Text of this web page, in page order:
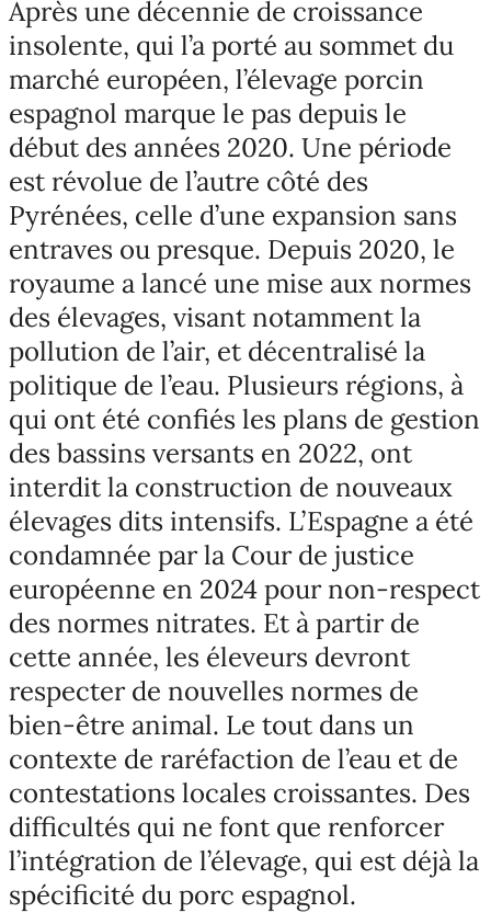
Après une décennie de croissance
insolente, qui l’a porté au sommet du
marché européen, l’élevage porcin
espagnol marque le pas depuis le
début des années 2020. Une période
est révolue de l’autre côté des
Pyrénées, celle d’une expansion sans
entraves ou presque. Depuis 2020, le
royaume a lancé une mise aux normes
des élevages, visant notamment la
pollution de l’air, et décentralisé la
politique de l’eau. Plusieurs régions, à
qui ont été confiés les plans de gestion
des bassins versants en 2022, ont
interdit la construction de nouveaux
élevages dits intensifs. L’Espagne a été
condamnée par la Cour de justice
européenne en 2024 pour non-respect
des normes nitrates. Et à partir de
cette année, les éleveurs devront
respecter de nouvelles normes de
bien-être animal. Le tout dans un
contexte de raréfaction de l’eau et de
contestations locales croissantes. Des
difficultés qui ne font que renforcer
l’intégration de l’élevage, qui est déjà la
spécificité du porc espagnol.